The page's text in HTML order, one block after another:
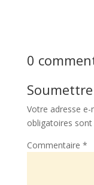
0
Votre adresse e-
obligatoires
Commentaire *